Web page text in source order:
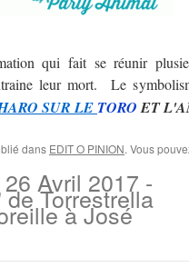
qui fait se réunir
leur mort. Le
SUR LE TOROET
dans EDIT O PINION. Vous
Avril 2017 -
Torrestrella
à José